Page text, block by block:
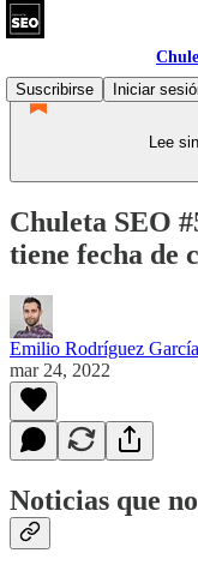
Suscribirse
Iniciar
Lee
Chuleta SEO
tiene fecha de
Emilio Rodríguez García
mar 24, 2022
Noticias que